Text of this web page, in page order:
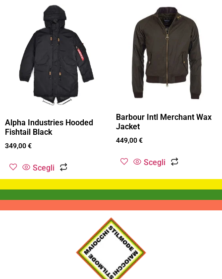
Alpha Industries Hooded
Fishtail Black
349,00€
Scegli
Barbour Intl Merchant Wax
Jacket
449,00€
Scegli